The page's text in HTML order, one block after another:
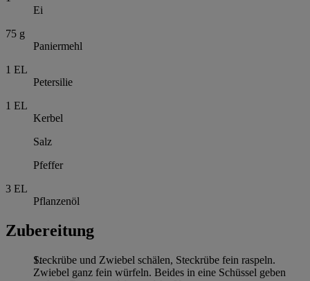
Ei
75 g
Paniermehl
1 EL
Petersilie
1 EL
Kerbel
Salz
Pfeffer
3 EL
Pflanzenöl
Zubereitung
Steckrübe und Zwiebel schälen, Steckrübe fein raspeln.
Zwiebel ganz fein würfeln. Beides in eine Schüssel geben